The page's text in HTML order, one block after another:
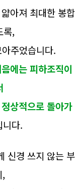
아져 최대한 봉합
록,
주었습니다.
에는 피하조직이
상적으로 돌아가
니다.
신경 쓰지 않는 부
,